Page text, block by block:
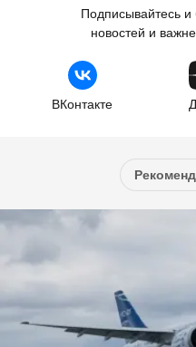
Подписывайтесь и
новостей и
ВКонтакте